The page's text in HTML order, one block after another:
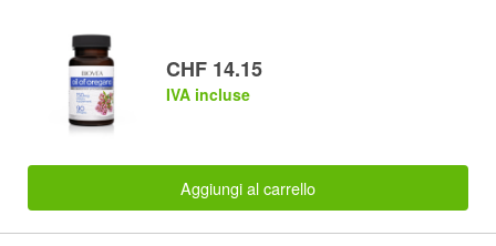
CHF 14.15
IVA incluse
Aggiungi al carrello